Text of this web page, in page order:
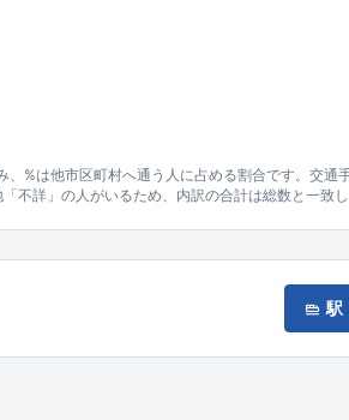
%は他市区町村へ通う人に占める割合です。交通
詳」の人がいるため、内訳の合計は総数と一致し
駅